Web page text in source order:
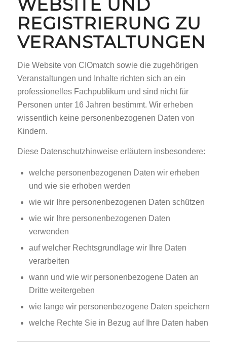
WEBSITE UND
REGISTRIERUNG ZU
VERANSTALTUNGEN
Die Website von CIOmatch sowie die zugehörigen
Veranstaltungen und Inhalte richten sich an ein
professionelles Fachpublikum und sind nicht für
Personen unter 16 Jahren bestimmt. Wir erheben
wissentlich keine personenbezogenen Daten von
Kindern.
Diese Datenschutzhinweise erläutern insbesondere:
welche personenbezogenen Daten wir erheben
und wie sie erhoben werden
wie wir Ihre personenbezogenen Daten schützen
wie wir Ihre personenbezogenen Daten
verwenden
auf welcher Rechtsgrundlage wir Ihre Daten
verarbeiten
wann und wie wir personenbezogene Daten an
Dritte weitergeben
wie lange wir personenbezogene Daten speichern
welche Rechte Sie in Bezug auf Ihre Daten haben